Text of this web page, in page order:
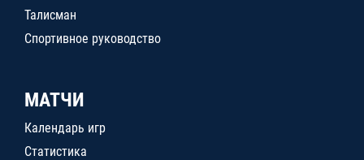
Талисман
Спортивное руководство
МАТЧИ
Календарь игр
Статистика